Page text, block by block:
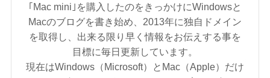
｢Mac mini｣を購入したのをきっかけにWindowsと
Macのブログを書き始め、2013年に独自ドメイン
を取得し、出来る限り早く情報をお伝えする事を
目標に毎日更新しています。
現在はWindows（Microsoft）とMac（Apple）だけ